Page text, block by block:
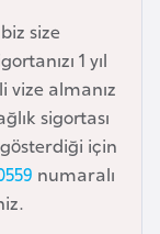
size
1 yıl
vize almanız
sigortası
için
numaralı